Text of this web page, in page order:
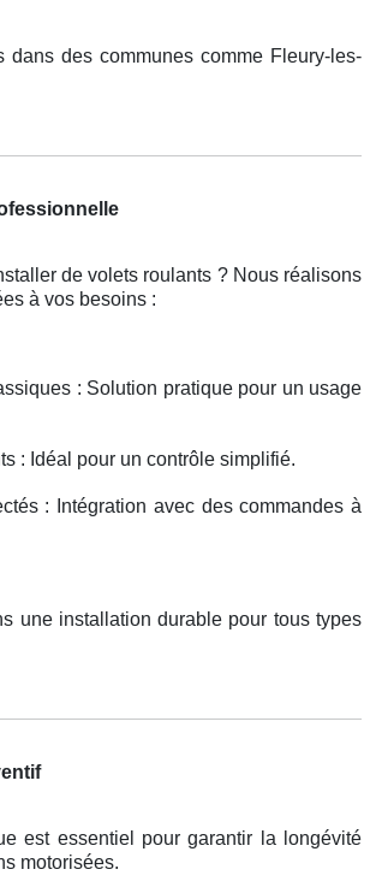
dans des communes comme Fleury-les-
de volets roulants ? Nous réalisons
à vos besoins :
: Solution pratique pour un usage
: Idéal pour un contrôle simplifié.
: Intégration avec des commandes à
une installation durable pour tous types
est essentiel pour garantir la longévité
motorisées.